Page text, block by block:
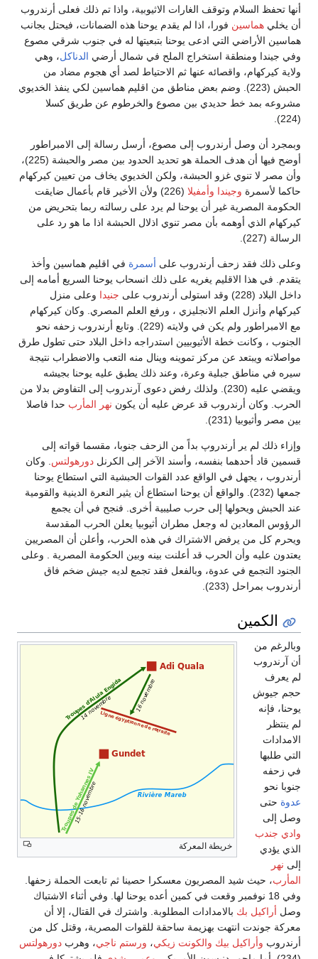
أنها تحفظ السلام وتوقف الغارات الاثيوبية، واذا تم ذلك فعلى أرندروب
أن يخلي هماسين فورا، اذا لم يقدم يوحنا هذه الضمانات، فيحتل بجانب
هماسين الأراضي التي ادعى يوحنا بتبعيتها له في جنوب شرقي مصوع
وفي جيندا ومنطقة استخراج الملح في شمال أرضي الدناكل، وهي
ولاية كيركهام، واقصائه عنها ثم الاحتياط لصد أي هجوم مضاد من
الحبش (223). وضم بعض مناطق من اقليم هماسين لكي ينفذ الخديوي
مشروعه بمد خط حديدي بين مصوع والخرطوم عن طريق كسلا
(224).
وبمجرد أن وصل أرندروب إلى مصوع، أرسل رسالة إلى الامبراطور
أوضح فيها أن هدف الحملة هو تحديد الحدود بين مصر والحبشة (225)،
وأن مصر لا تنوي غزو الحبشة، ولكن الخديوي يخاف من تعيين كيركهام
حاكما لأسمرة وجيندا وأمفيلا
(226) ولأن الأخير قام بأعمال ضايقت
الحكومة المصرية غير أن يوحنا لم يرد على رسالته ربما بتحريض من
كيركهام الذي أوهمه بأن مصر تنوي اذلال الحبشة اذا ما هو رد على
الرسالة (227).
وعلى ذلك فقد زحف أرندروب على أسمرة في اقليم هماسين وأخذ
يتقدم. في هذا الاقليم يغريه على ذلك انسحاب يوحنا السريع أمامه إلى
داخل البلاد (228) وقد استولى أرندروب على
جنيدا وعلى منزل
كيركهام وأنزل العلم الانجليزي ، ورفع العلم المصري. وكان كيركهام
مع الامبراطور ولم يكن في ولايته (229). وتابع أرندروب زحفه نحو
الجنوب ، وكانت خطة الأثيوبيين استدراجه داخل البلاد حتى تطول طرق
مواصلاته ويبتعد عن مركز تموينه وينال منه التعب والاضطراب نتيجة
سيره في مناطق جبلية وعرة، وعند ذلك يطبق عليه يوحنا بجيشه
ويقضي عليه (230). ولذلك رفض دعوى آرندروب إلى التفاوض بدلا من
الحرب. وكان أرندروب قد عرض عليه أن يكون نهر المأرب حدا فاصلا
بين مصر وأثيوبيا (231).
وإزاء ذلك لم ير أرندروپ بداً من الزحف جنوبا، مقسما قواته إلى
قسمين قاد أحدهما بنفسه، وأسند الآخر إلى الكرنل دورهولتس . وكان
أرندروب ، يجهل في الواقع عدد القوات الحبشية التي استطاع يوحنا
جمعها (232). والواقع أن يوحنا استطاع أن يثير النعرة الدينية والقومية
عند الحبش ويحولها إلى حرب صليبية أخرى. فنجح في أن يجمع
الرؤوس المعادين له وجعل مطران أثيوبيا يعلن الحرب المقدسة
ويحرم كل من يرفض الاشتراك في هذه الحرب، وأعلن أن المصريين
يعتدون عليه وأن الحرب قد أعلنت بينه وبين الحكومة المصرية . وعلى
الجنود التجمع في عدوة، وبالفعل فقد تجمع لديه جيش ضخم فاق
أرندروب بمراحل (233).
الكمين
خريطة المعركة
وبالرغم من
أن آرندروب
لم يعرف
حجم جيوش
يوحنا، فإنه
لم ينتظر
الامدادات
التي طلبها
في زحفه
جنوبا نحو
عدوة حتى
وصل إلى
وادي جندب
الذي يؤدي
إلى نهر
المأرب، حيث شيد المصريون معسكرا حصينا ثم تابعت الحملة زحفها.
وفي 18 نوفمبر وقعت في كمين أعده يوحنا لها. وفي أثناء الاشتباك
وصل أراكيل بك بالامدادات المطلوبة. واشترك في القتال، إلا أن
معركة جوندت انتهت بهزيمة ساحقة للقوات المصرية، وقتل كل من
أرندروب وأراكيل بيك والكونت زيكي، ورستم ناجي، وهرب دورهولتس